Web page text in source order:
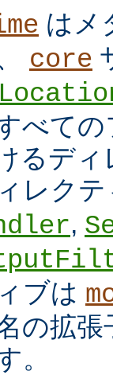
はメ
core
べて
るデ
レク
,
ブは
の拡
。